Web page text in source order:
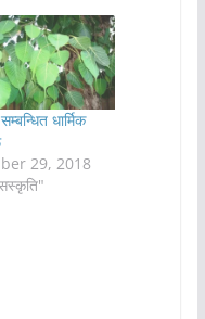
धार्मिक
29, 2018